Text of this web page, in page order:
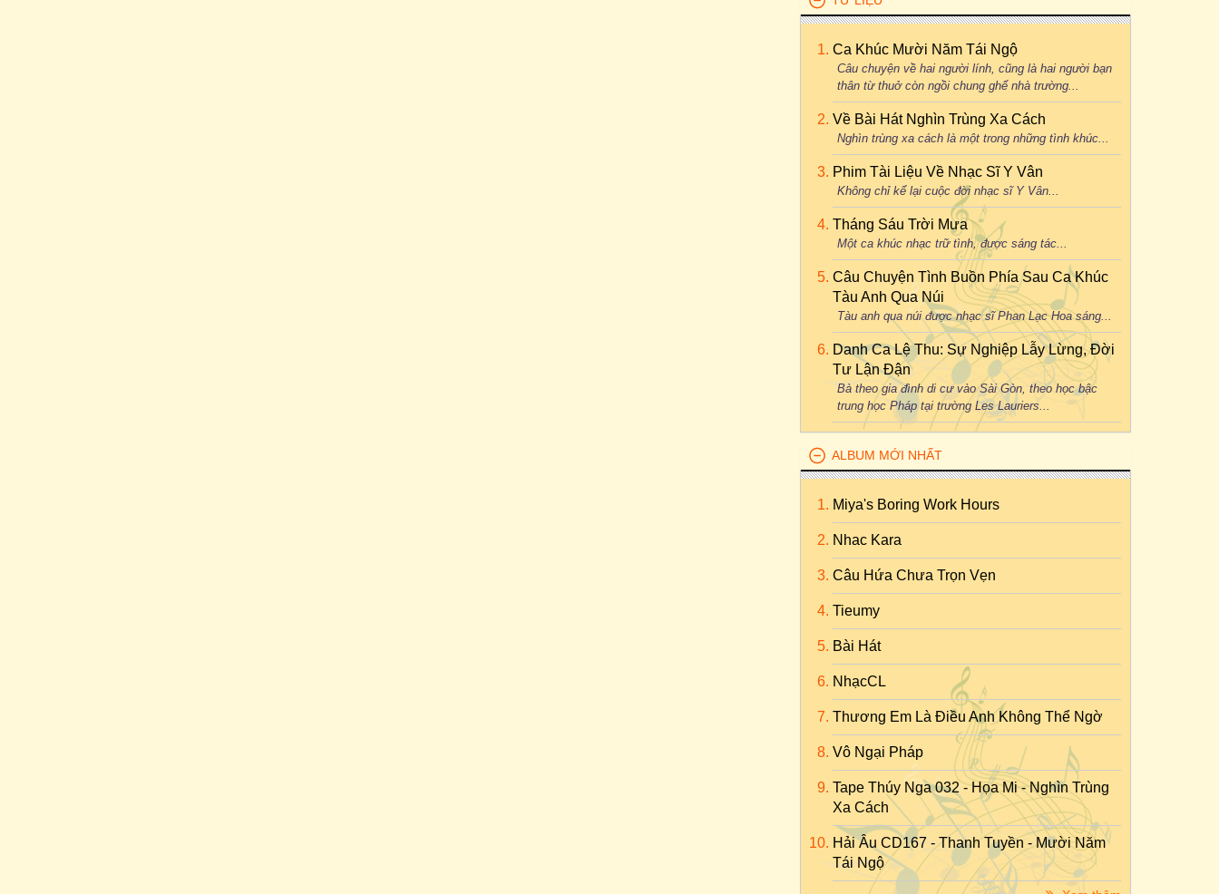
Ca Khúc Mười Năm Tái Ngộ
Câu chuyện về hai người lính, cũng là hai người bạn
thân từ thuở còn ngồi chung ghế nhà trường...
Về Bài Hát Nghìn Trùng Xa Cách
Nghìn trùng xa cách là một trong những tình khúc...
Phim Tài Liệu Về Nhạc Sĩ Y Vân
Không chỉ kể lại cuộc đời nhạc sĩ Y Vân...
Tháng Sáu Trời Mưa
Một ca khúc nhạc trữ tình, được sáng tác...
Câu Chuyện Tình Buồn Phía Sau Ca Khúc
Tàu Anh Qua Núi
Tàu anh qua núi được nhạc sĩ Phan Lạc Hoa sáng...
Danh Ca Lệ Thu: Sự Nghiệp Lẫy Lừng, Đời
Tư Lận Đận
Bà theo gia đình di cư vào Sài Gòn, theo học bậc
trung học Pháp tại trường Les Lauriers...
ALBUM MỚI NHẤT
Miya's Boring Work Hours
Nhac Kara
Câu Hứa Chưa Trọn Vẹn
Tieumy
Bài Hát
NhạcCL
Thương Em Là Điều Anh Không Thể Ngờ
Vô Ngại Pháp
Tape Thúy Nga 032 - Họa Mi - Nghìn Trùng
Xa Cách
Hải Âu CD167 - Thanh Tuyền - Mười Năm
Tái Ngộ